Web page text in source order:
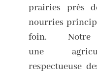
prairies près
nourries
foin.
une
respectueuse